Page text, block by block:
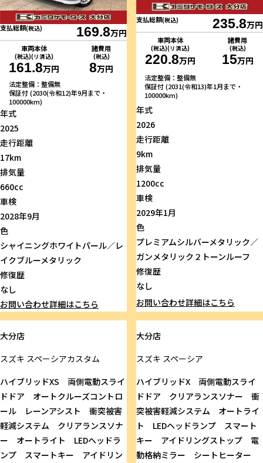
支払総額(税込) 169.8万円
車両本体
(税込)(リ済込)
161.8万円
諸費用
(税込)
8万円
法定整備：整備無
保証付 (2030(令和12)年9月まで・
100000km)
年式
2025
走行距離
17km
排気量
660cc
車検
2028年9月
色
シャイニングホワイトパール／レ
イクブルーメタリック
修復歴
なし
お問い合わせ詳細はこちら
支払総額(税込) 235.8万円
車両本体
(税込)(リ済込)
220.8万円
諸費用
(税込)
15万円
法定整備：整備無
保証付 (2031(令和13)年1月まで・
100000km)
年式
2026
走行距離
9km
排気量
1200cc
車検
2029年1月
色
プレミアムシルバーメタリック／
ガンメタリック２トーンルーフ
修復歴
なし
お問い合わせ詳細はこちら
大分店
スズキ スペーシアカスタム
ハイブリッドXS 両側電動スライ
ドドア オートクルーズコントロ
ール レーンアシスト 衝突被害
軽減システム クリアランスソナ
ー オートライト LEDヘッドラ
ンプ スマートキー アイドリン
大分店
スズキ スペーシア
ハイブリッドX 両側電動スライ
ドドア クリアランスソナー 衝
突被害軽減システム オートライ
ト LEDヘッドランプ スマート
キー アイドリングストップ 電
動格納ミラー シートヒーター